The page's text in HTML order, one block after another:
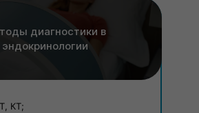
КТ;
диагностики в
эндокринологии